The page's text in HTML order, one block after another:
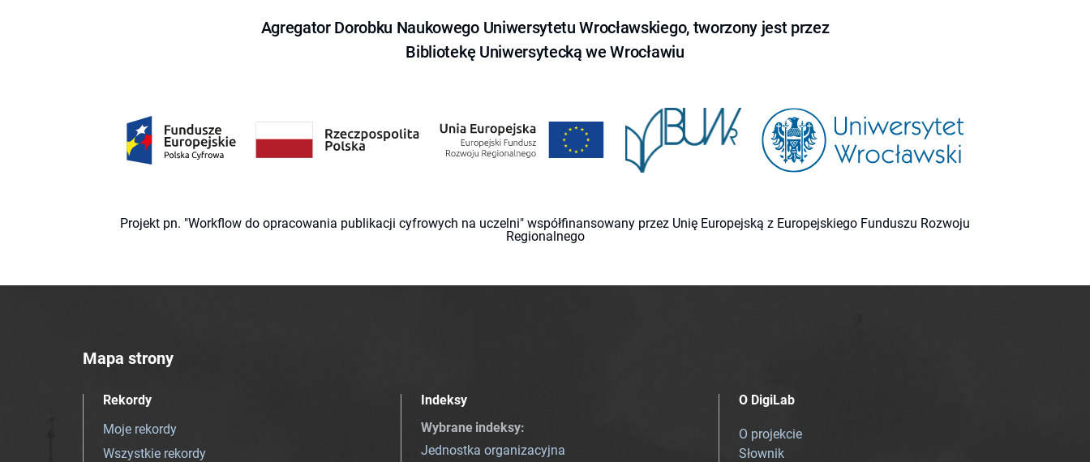
Agregator Dorobku Naukowego Uniwersytetu Wrocławskiego, tworzony jest przez
Bibliotekę Uniwersytecką we Wrocławiu
Projekt pn. "Workflow do opracowania publikacji cyfrowych na uczelni" współfinansowany przez Unię Europejską z Europejskiego Funduszu Rozwoju
Regionalnego
Mapa strony
Rekordy
Moje rekordy
Wszystkie rekordy
Indeksy
Wybrane indeksy:
Jednostka organizacyjna
O DigiLab
O projekcie
Słownik